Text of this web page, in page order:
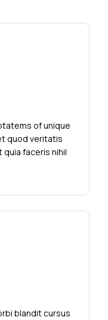
of unique
quod veritatis
faceris nihil
blandit cursus